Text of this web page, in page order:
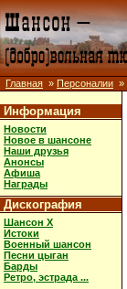
Главная » Персоналии »
Информация
Новости
Новое в шансоне
Наши друзья
Анонсы
Афиша
Награды
Дискография
Шансон X
Истоки
Военный шансон
Песни цыган
Барды
Ретро, эстрада ...